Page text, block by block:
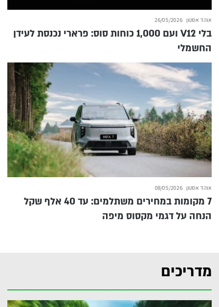
אוהד אסטון 26/05/2026
בלי V12 ועם 1,000 כוחות סוס: פרארי נכנסת לעידן
החשמלי
אוהד אסטון 08/05/2026
7 מקומות במחירים משתלמים: עד 40 אלף שקל
הנחה על דגמי מקסוס מיפה
מדריכים